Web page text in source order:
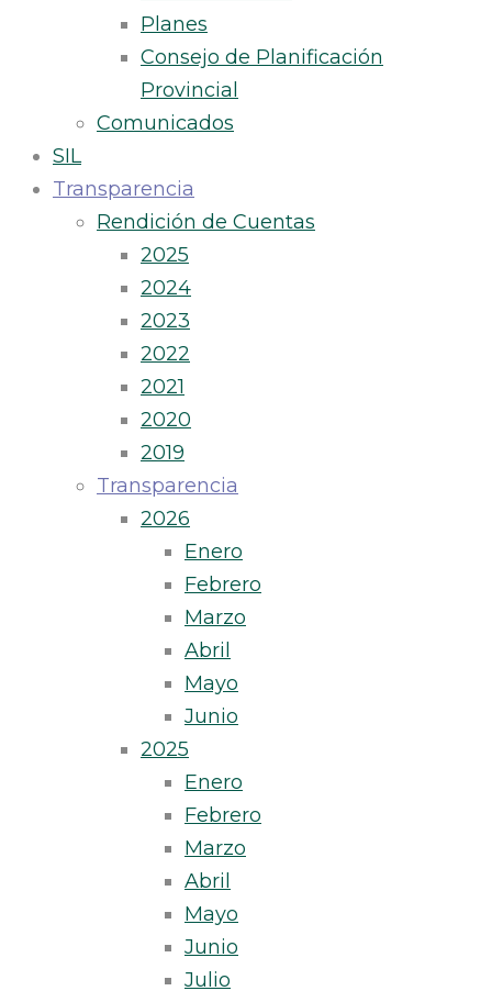
Planes
Consejo de Planificación
Provincial
Comunicados
SIL
Transparencia
Rendición de Cuentas
2025
2024
2023
2022
2021
2020
2019
Transparencia
2026
Enero
Febrero
Marzo
Abril
Mayo
Junio
2025
Enero
Febrero
Marzo
Abril
Mayo
Junio
Julio